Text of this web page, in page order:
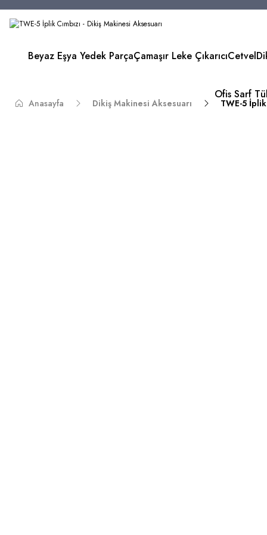
Beyaz Eşya Yedek ParçaÇamaşır Leke ÇıkarıcıCetvel
Ofis Sarf
Anasayfa Dikiş Makinesi Aksesuarı TWE-5 İplik